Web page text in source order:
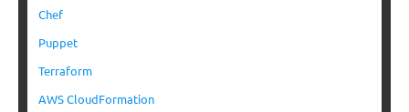
Chef
Puppet
Terraform
AWS CloudFormation